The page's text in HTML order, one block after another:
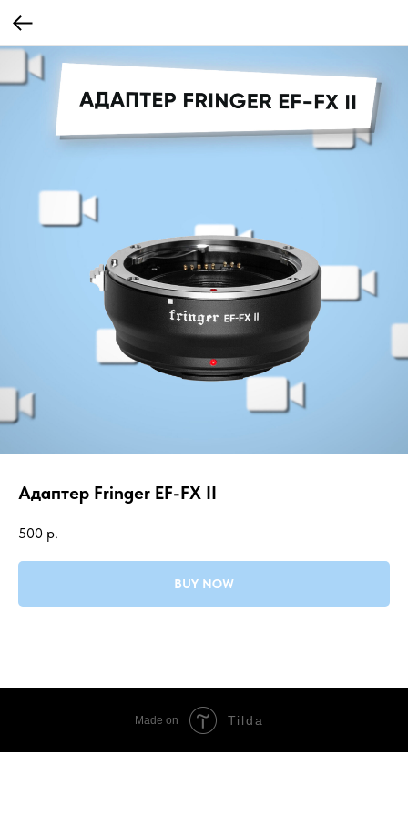
Адаптер Fringer EF-FX II
500 р.
BUY NOW
Made on Tilda